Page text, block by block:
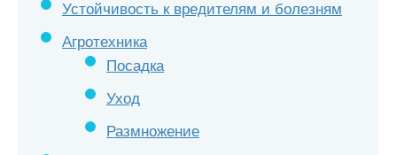
Устойчивость к вредителям и болезням
Агротехника
Посадка
Уход
Размножение